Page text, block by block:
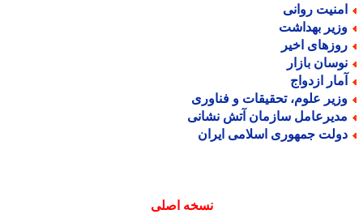
روانی
بهداشت
اخیر
بازار
ازدواج
علوم، تحقیقات و فناوری
سازمان آتش نشانی
جمهوری اسلامی ایران
نسخه اصلی